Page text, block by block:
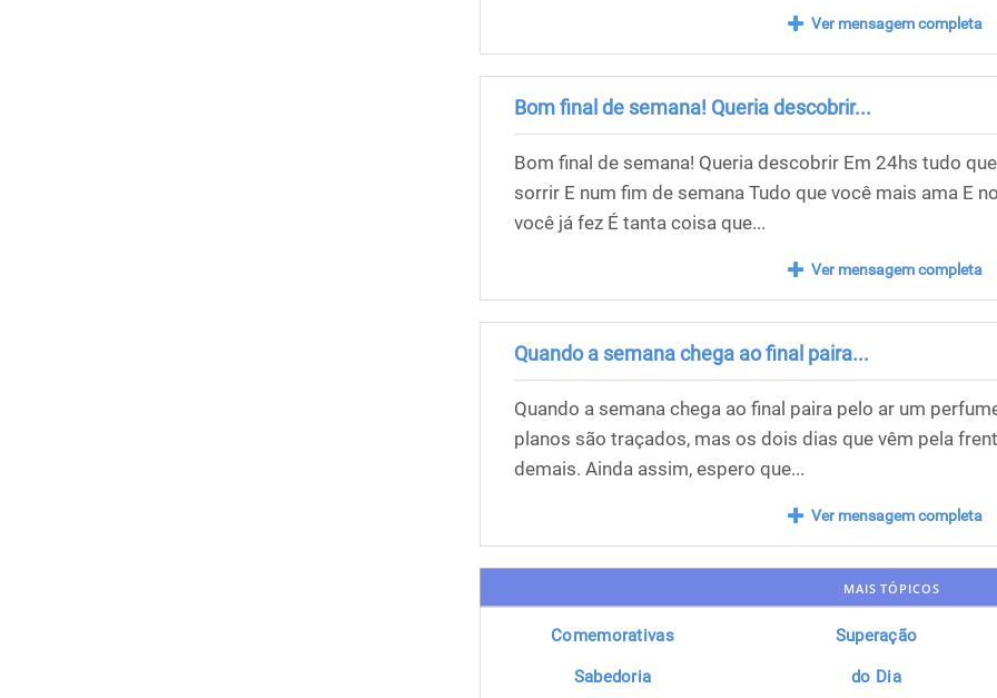
Ver mensagem completa
Bom final de semana! Queria descobrir...
Bom final de semana! Queria descobrir Em 24hs tudo
sorrir E num fim de semana Tudo que você mais ama E
você já fez É tanta coisa que...
Ver mensagem completa
Quando a semana chega ao final paira...
Quando a semana chega ao final paira pelo ar um
planos são traçados, mas os dois dias que vêm pela
demais. Ainda assim, espero que...
Ver mensagem completa
MAIS TÓPICOS
Comemorativas Superação
Sabedoria do Dia